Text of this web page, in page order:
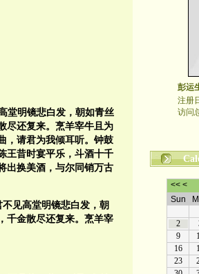
堂明镜悲白发，朝如青丝
尽还复来。烹羊宰牛且为
，请君为我倾耳听。钟鼓
王昔时宴平乐，斗酒十千
出换美酒，与尔同销万古
见高堂明镜悲白发，朝
千金散尽还复来。烹羊宰
彭运
注册
访问